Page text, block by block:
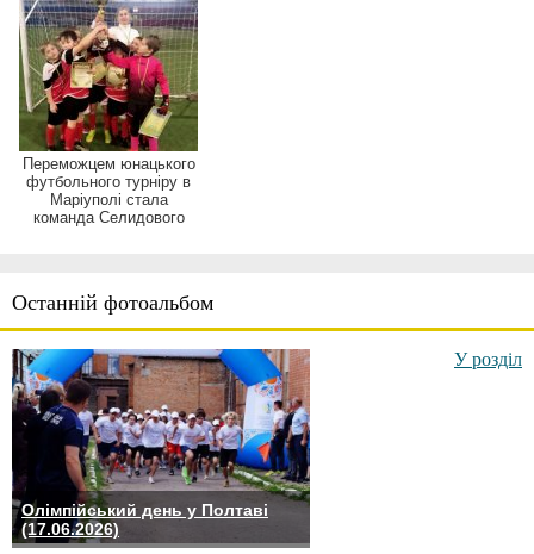
Останній фотоальбом
Олімпійський день у Полтаві
(17.06.2026)
У розділ
Переможцем юнацького
футбольного турніру в
Маріуполі стала
команда Селидового